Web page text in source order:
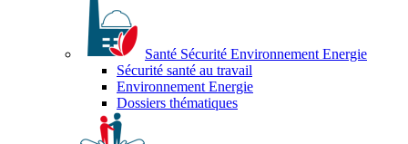
Santé Sécurité Environnement Energie
Sécurité santé au travail
Environnement Energie
Dossiers thématiques